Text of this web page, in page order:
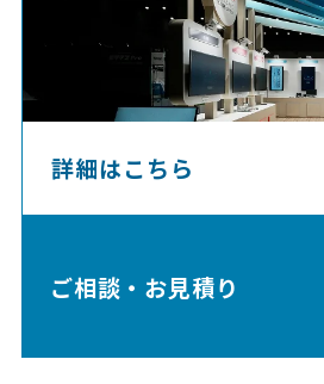
詳細はこちら
ご相談・お見積り